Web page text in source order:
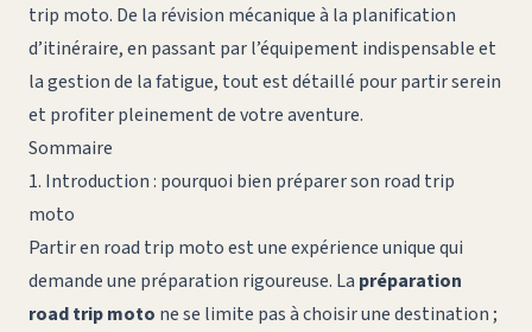
trip moto. De la révision mécanique à la planification
d’itinéraire, en passant par l’équipement indispensable et
la gestion de la fatigue, tout est détaillé pour partir serein
et profiter pleinement de votre aventure.
Sommaire
1. Introduction : pourquoi bien préparer son road trip
moto
Partir en road trip moto est une expérience unique qui
demande une préparation rigoureuse. La préparation
road trip moto ne se limite pas à choisir une destination ;